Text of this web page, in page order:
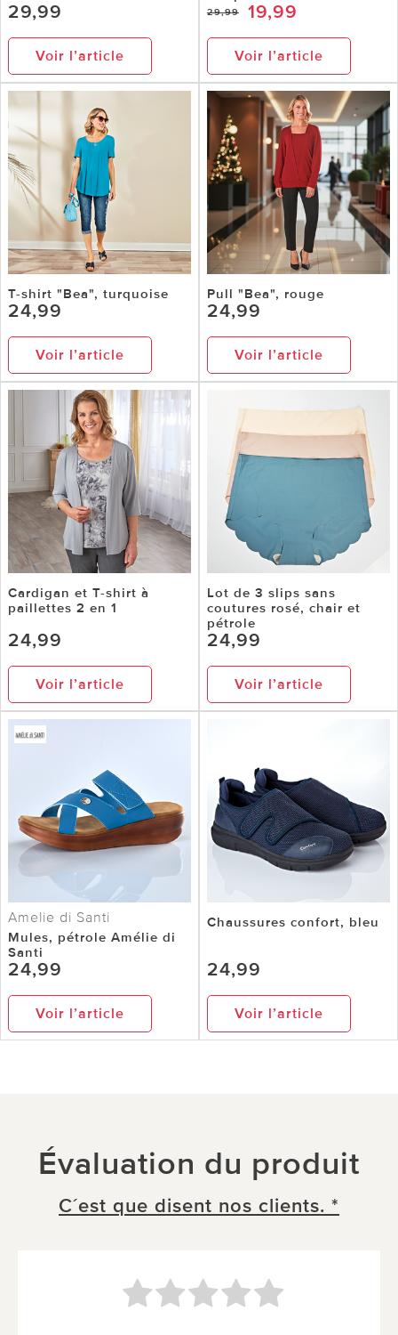
29,99
Voir l’article
29,99 19,99
Voir l’article
T-shirt "Bea", turquoise
24,99
Voir l’article
Pull "Bea", rouge
24,99
Voir l’article
Cardigan et T-shirt à
paillettes 2 en 1
24,99
Voir l’article
Lot de 3 slips sans
coutures rosé, chair et
pétrole
24,99
Voir l’article
Amelie di Santi
Mules, pétrole Amélie di
Santi
24,99
Voir l’article
Chaussures confort, bleu
24,99
Voir l’article
Évaluation du produit
C´est que disent nos clients. *